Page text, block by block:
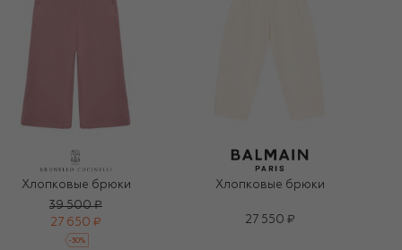
Хлопковые брюки
39 500 ₽
27 650 ₽
-30%
Хлопковые брюки
27 550 ₽